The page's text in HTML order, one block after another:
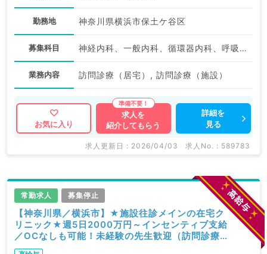
勤務地 神奈川県横浜市保土ケ谷区
募集科目 神経内科、一般内科、循環器内科、呼吸器内科、消化器内科、内分泌・代謝内科、腎臓内科、老年内科、血液内科、膠原病科
業務内容 訪問診療（居宅）, 訪問診療（施設）
お気に入り
求人を
紹介してもらう
詳細を
見る
求人更新日 : 2026/04/03 求人No. : 589783
常勤求人 募集停止
【神奈川県／横浜市】★施設往診メインの在宅ク
リニック★週5日2000万円～インセンティブ支給
／OCなしも可能！未経験の先生歓迎（訪問診療
／常勤）